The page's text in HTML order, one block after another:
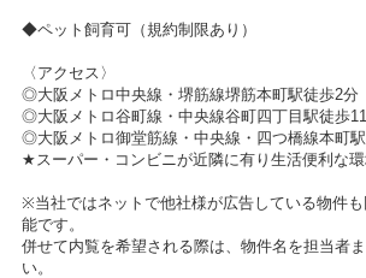
◆ペット飼育可（規約制限あり）
〈アクセス〉
◎大阪メトロ中央線・堺筋線堺筋本町駅徒歩2分
◎大阪メトロ谷町線・中央線谷町四丁目駅徒歩
◎大阪メトロ御堂筋線・中央線・四つ橋線本町
★スーパー・コンビニが近隣に有り生活便利な
※当社ではネットで他社様が広告している物件
能です。
併せて内覧を希望される際は、物件名を担当者
い。